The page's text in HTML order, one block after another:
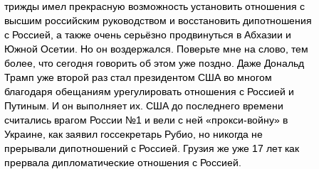
трижды имел прекрасную возможность установить отношения с
высшим российским руководством и восстановить дипотношения
с Россией, а также очень серьёзно продвинуться в Абхазии и
Южной Осетии. Но он воздержался. Поверьте мне на слово, тем
более, что сегодня говорить об этом уже поздно. Даже Дональд
Трамп уже второй раз стал президентом США во многом
благодаря обещаниям урегулировать отношения с Россией и
Путиным. И он выполняет их. США до последнего времени
считались врагом России №1 и вели с ней «прокси-войну» в
Украине, как заявил госсекретарь Рубио, но никогда не
прерывали дипотношений с Россией. Грузия же уже 17 лет как
прервала дипломатические отношения с Россией.